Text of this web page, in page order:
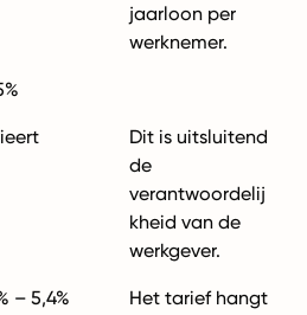
jaarloon per
werknemer.
Dit is uitsluitend
de
verantwoordelij
kheid van de
werkgever.
– 5,4%
Het tarief hangt